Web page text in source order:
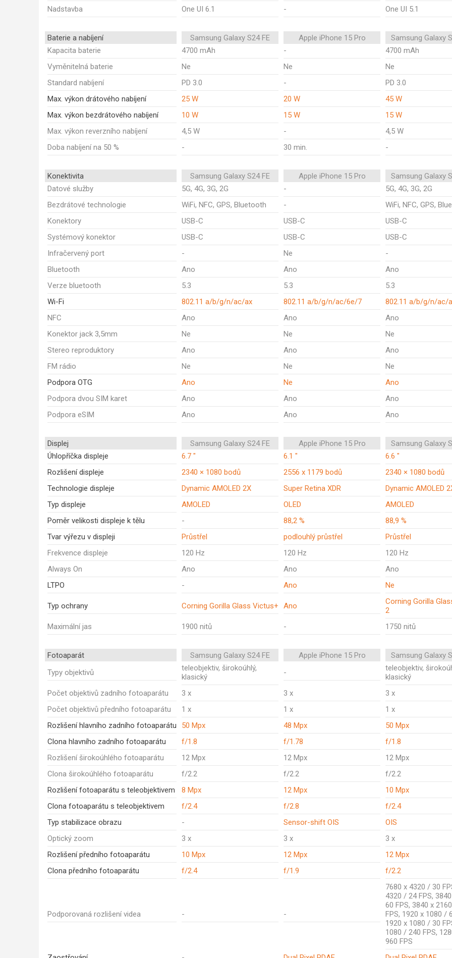
Nadstavba
One UI 6.1 - One UI 5.1
Baterie a nabíjení Samsung Galaxy S24 FE Apple iPhone 15 Pro
Samsung Galaxy
Kapacita baterie
4700 mAh -
4700 mAh
Vyměnitelná baterie
Ne Ne
Ne
Standard nabíjení
PD 3.0 -
PD 3.0
Max. výkon drátového nabíjení
25 W 20 W
45 W
Max. výkon bezdrátového nabíjení
10 W 15 W
15 W
Max. výkon reverzního nabíjení
4,5 W -
4,5 W
Doba nabíjení na 50 %
- 30 min. -
Konektivita Samsung Galaxy S24 FE Apple iPhone 15 Pro
Samsung Galaxy
Datové služby
5G, 4G, 3G, 2G -
5G, 4G, 3G, 2G
Bezdrátové technologie
WiFi, NFC, GPS, Bluetooth -
WiFi, NFC, GPS,
Konektory
USB-C USB-C
USB-C
Systémový konektor
USB-C USB-C
USB-C
Infračervený port
- Ne
-
Bluetooth
Ano Ano
Ano
Verze bluetooth
5.3 5.3
5.3
Wi-Fi
802.11 a/b/g/n/ac/ax 802.11 a/b/g/n/ac/6e/7
802.11 a/b/g/n/ac/
NFC
Ano Ano
Ano
Konektor jack 3,5mm
Ne Ne
Ne
Stereo reproduktory
Ano Ano
Ano
FM rádio
Ne Ne
Ne
Podpora OTG
Ano Ne
Ano
Podpora dvou SIM karet
Ano Ano
Ano
Podpora eSIM
Ano Ano Ano
Displej Samsung Galaxy S24 FE Apple iPhone 15 Pro
Samsung Galaxy
Úhlopříčka displeje
6.7 " 6.1 "
6.6 "
Rozlišení displeje
2340 × 1080 bodů 2556 x 1179 bodů
2340 × 1080 bodů
Technologie displeje
Dynamic AMOLED 2X Super Retina XDR
Dynamic AMOLED
Typ displeje
AMOLED OLED
AMOLED
Poměr velikosti displeje k tělu
- 88,2 %
88,9 %
Tvar výřezu v displeji
Průstřel podlouhlý průstřel
Průstřel
Frekvence displeje
120 Hz 120 Hz
120 Hz
Always On
Ano Ano
Ano
LTPO
- Ano Ne
Typ ochrany Corning Gorilla Glass Victus+ Ano
Corning Gorilla
2
Maximální jas
1900 nitů - 1750 nitů
Fotoaparát Samsung Galaxy S24 FE Apple iPhone 15 Pro
Samsung Galaxy
Typy objektivů
teleobjektiv, širokoúhlý,
klasický
-
teleobjektiv,
klasický
Počet objektivů zadního fotoaparátu
3 x 3 x
3 x
Počet objektivů předního fotoaparátu
1 x 1 x
1 x
Rozlišení hlavního zadního fotoaparátu
50 Mpx 48 Mpx
50 Mpx
Clona hlavního zadního fotoaparátu
f/1.8 f/1.78
f/1.8
Rozlišení širokoúhlého fotoaparátu
12 Mpx 12 Mpx
12 Mpx
Clona širokoúhlého fotoaparátu
f/2.2 f/2.2
f/2.2
Rozlišení fotoaparátu s teleobjektivem
8 Mpx 12 Mpx
10 Mpx
Clona fotoaparátu s teleobjektivem
f/2.4 f/2.8
f/2.4
Typ stabilizace obrazu
- Sensor-shift OIS
OIS
Optický zoom
3 x 3 x
3 x
Rozlišení předního fotoaparátu
10 Mpx 12 Mpx
12 Mpx
Clona předního fotoaparátu
f/2.4 f/1.9 f/2.2
Podporovaná rozlišení videa - -
7680 x 4320 / 30
4320 / 24 FPS,
60 FPS, 3840 x
FPS, 1920 x 1080 /
1920 x 1080 / 30
1080 / 240 FPS,
960 FPS